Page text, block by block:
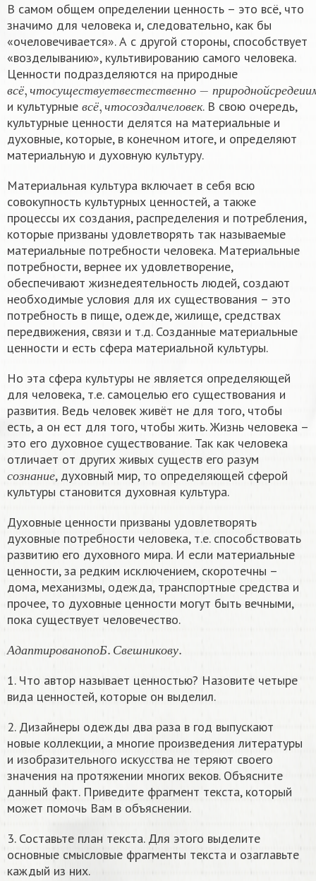
В самом общем определении ценность – это всё, что
значимо для человека и, следовательно, как бы
«очеловечивается». А с другой стороны, способствует
«возделыванию», культивированию самого человека.
Ценности подразделяются на природные
в с ё чт ос у ществ уетвестественн о пр ир о дн о йсре де и и
всё,чтосу ществуетвестест ве нно−природ но ср е
этоимине ральноесырьё,ид раг оценныекам н ич т
и культурные в с ё чт ос оз дал чел овек
всё,чтосоздалчелов . В свою очередь,
культурные ценности делятся на материальные и
духовные, которые, в конечном итоге, и определяют
материальную и духовную культуру.
Материальная культура включает в себя всю
совокупность культурных ценностей, а также
процессы их создания, распределения и потребления,
которые призваны удовлетворять так называемые
материальные потребности человека. Материальные
потребности, вернее их удовлетворение,
обеспечивают жизнедеятельность людей, создают
необходимые условия для их существования – это
потребность в пище, одежде, жилище, средствах
передвижения, связи и т.д. Созданные материальные
ценности и есть сфера материальной культуры.
Но эта сфера культуры не является определяющей
для человека, т.е. самоцелью его существования и
развития. Ведь человек живёт не для того, чтобы
есть, а он ест для того, чтобы жить. Жизнь человека –
это его духовное существование. Так как человека
отличает от других живых существ его разум
с о з н а н и е
с ознани е, духовный мир, то определяющей сферой
культуры становится духовная культура.
Духовные ценности призваны удовлетворять
духовные потребности человека, т.е. способствовать
развитию его духовного мира. И если материальные
ценности, за редким исключением, скоротечны –
дома, механизмы, одежда, транспортные средства и
прочее, то духовные ценности могут быть вечными,
пока существует человечество.
А д а п т и р о в а н о п о Б Све шн ик ов у
А д оБ Св
1. Что автор называет ценностью? Назовите четыре
вида ценностей, которые он выделил.
2. Дизайнеры одежды два раза в год выпускают
новые коллекции, а многие произведения литературы
и изобразительного искусства не теряют своего
значения на протяжении многих веков. Объясните
данный факт. Приведите фрагмент текста, который
может помочь Вам в объяснении.
3. Составьте план текста. Для этого выделите
основные смысловые фрагменты текста и озаглавьте
каждый из них.